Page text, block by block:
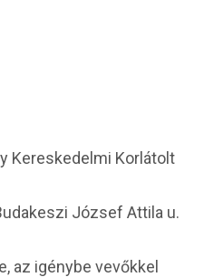
Kereskedelmi Korlátolt
József Attila u.
az igénybe vevőkkel